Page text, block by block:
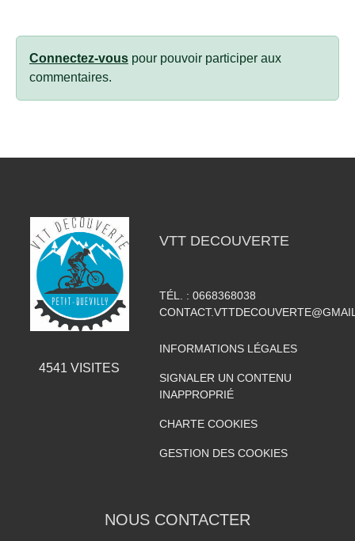
Connectez-vous pour pouvoir participer aux
commentaires.
4541 VISITES
VTT DECOUVERTE
TÉL. : 0668368038
INFORMATIONS LÉGALES
SIGNALER UN CONTENU
INAPPROPRIÉ
CHARTE COOKIES
GESTION DES COOKIES
NOUS CONTACTER